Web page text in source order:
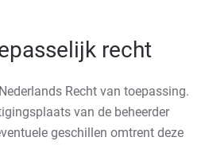
recht
Recht van toepassing.
van de beheerder
geschillen omtrent deze